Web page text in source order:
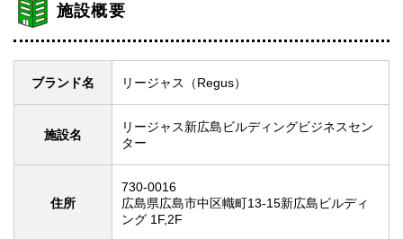
施設概要
ブランド名 リージャス（Regus）
施設名
リージャス新広島ビルディングビジネスセン
ター
住所
730-0016
広島県広島市中区幟町13-15新広島ビルディ
ング 1F,2F